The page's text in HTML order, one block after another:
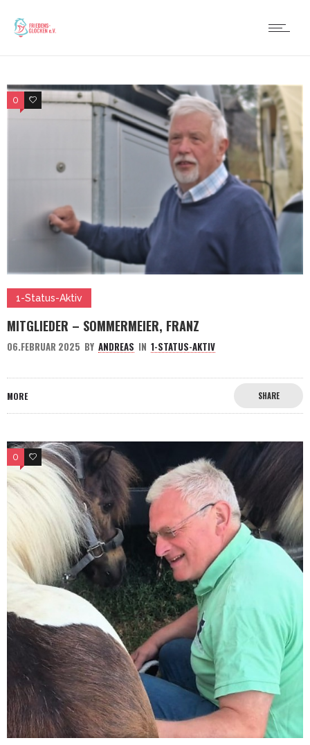
0 1
1-Status-Aktiv
MITGLIEDER – SOMMERMEIER, FRANZ
06.FEBRUAR 2025 BY ANDREAS IN 1-STATUS-AKTIV
MORE SHARE
0 0